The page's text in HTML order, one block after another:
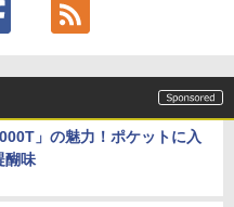
」の魅力！ポケットに入
醐味